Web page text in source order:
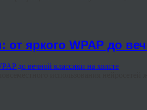
яркого WPAP до